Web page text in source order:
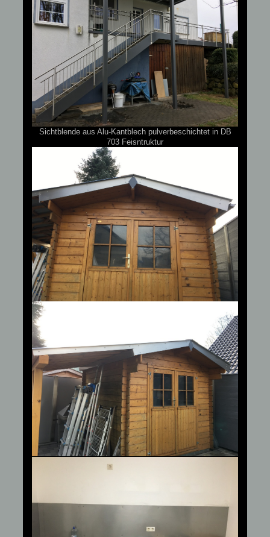
Sichtblende aus Alu-Kantblech pulverbeschichtet in DB
703 Feisntruktur